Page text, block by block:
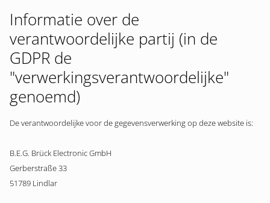
Informatie over de
verantwoordelijke partij (in de
GDPR de
"verwerkingsverantwoordelijke"
genoemd)
De verantwoordelijke voor de gegevensverwerking op deze website is:
B.E.G. Brück Electronic GmbH
Gerberstraße 33
51789 Lindlar